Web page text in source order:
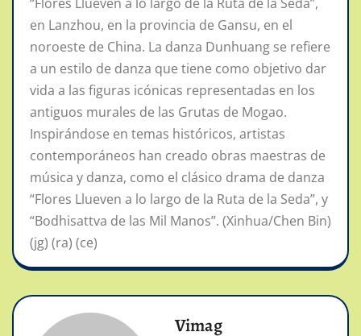
en Lanzhou, en la provincia de Gansu, en el
noroeste de China. La danza Dunhuang se refiere
a un estilo de danza que tiene como objetivo dar
vida a las figuras icónicas representadas en los
antiguos murales de las Grutas de Mogao.
Inspirándose en temas históricos, artistas
contemporáneos han creado obras maestras de
música y danza, como el clásico drama de danza
“Flores Llueven a lo largo de la Ruta de la Seda”, y
“Bodhisattva de las Mil Manos”. (Xinhua/Chen Bin)
(jg) (ra) (ce)
Vimag